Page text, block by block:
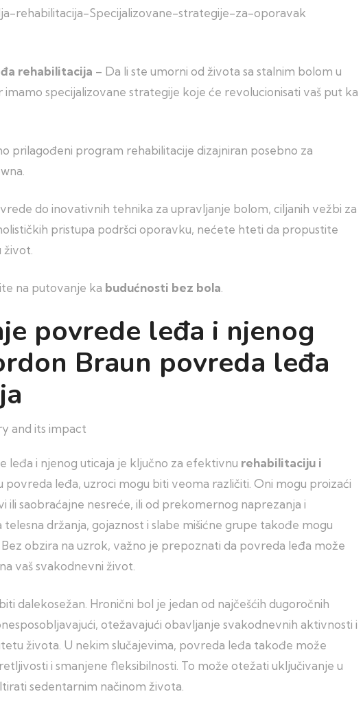
rehabilitacija – Da li ste umorni od života sa stalnim bolom u
specijalizovane strategije koje će revolucionisati vaš put ka
prilagođeni program rehabilitacije dizajniran posebno za
do inovativnih tehnika za upravljanje bolom, ciljanih vežbi za
pristupa podršci oporavku, nećete hteti da propustite
na putovanje ka budućnosti bez bola
povrede leđa i njenog
Braun povreda leđa
leđa i njenog uticaja je ključno za efektivnu rehabilitaciju i
povreda leđa, uzroci mogu biti veoma različiti. Oni mogu proizaći
ili saobraćajne nesreće, ili od prekomernog naprezanja i
držanja, gojaznost i slabe mišićne grupe takođe mogu
obzira na uzrok, važno je prepoznati da povreda leđa može
vaš svakodnevni život.
dalekosežan. Hronični bol je jedan od najčešćih dugoročnih
otežavajući obavljanje svakodnevnih aktivnosti i
života. U nekim slučajevima, povreda leđa takođe može
i smanjene fleksibilnosti. To može otežati uključivanje u
sedentarnim načinom života.